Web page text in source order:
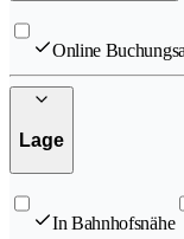
Online
Lage
In Bahnhofsnähe